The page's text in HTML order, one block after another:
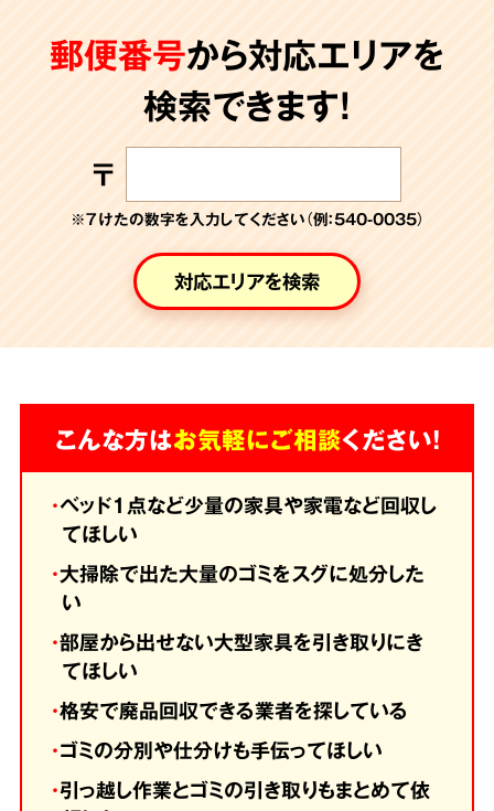
郵便番号から対応エリアを
検索できます!
〒
※７けたの数字を入力してください（例：540-0035）
対応エリアを検索
こんな方はお気軽にご相談ください！
・ベッド1点など少量の家具や家電など回収し
てほしい
・大掃除で出た大量のゴミをスグに処分した
い
・部屋から出せない大型家具を引き取りにき
てほしい
・格安で廃品回収できる業者を探している
・ゴミの分別や仕分けも手伝ってほしい
・引っ越し作業とゴミの引き取りもまとめて依